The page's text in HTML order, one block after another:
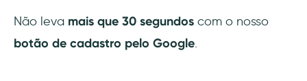
Não leva mais que 30 segundos com o nosso
botão de cadastro pelo Google.